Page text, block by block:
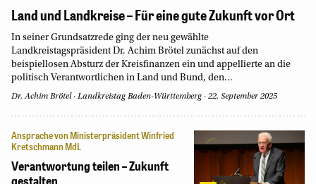
Land und Landkreise – Für eine gute Zukunft vor Ort
In seiner Grundsatzrede ging der neu gewählte
Landkreistagspräsident Dr. Achim Brötel zunächst auf den
beispiellosen Absturz der Kreisfinanzen ein und appellierte an die
politisch Verantwortlichen in Land und Bund, den...
Dr. Achim Brötel· Landkreistag Baden-Württemberg · 22. September 2025
Ansprache von Ministerpräsident Winfried
Kretschmann MdL
Verantwortung teilen – Zukunft
gestalten